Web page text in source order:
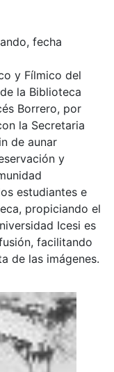
fecha
y Fílmico del
la Biblioteca
Borrero, por
la Secretaria
de aunar
y
estudiantes e
propiciando el
Icesi es
facilitando
de las imágenes.